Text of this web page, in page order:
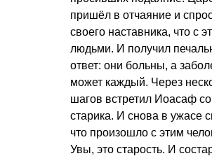
пришёл в отчаяние и
своего наставника, что с
людьми. И получил
ответ: они больны, а
может каждый. Через
шагов встретил Иоасаф
старика. И снова в ужасе
что произошло с этим
Увы, это старость. И